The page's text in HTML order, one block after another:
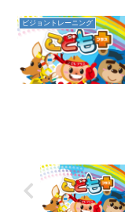
ビジョントレーニング